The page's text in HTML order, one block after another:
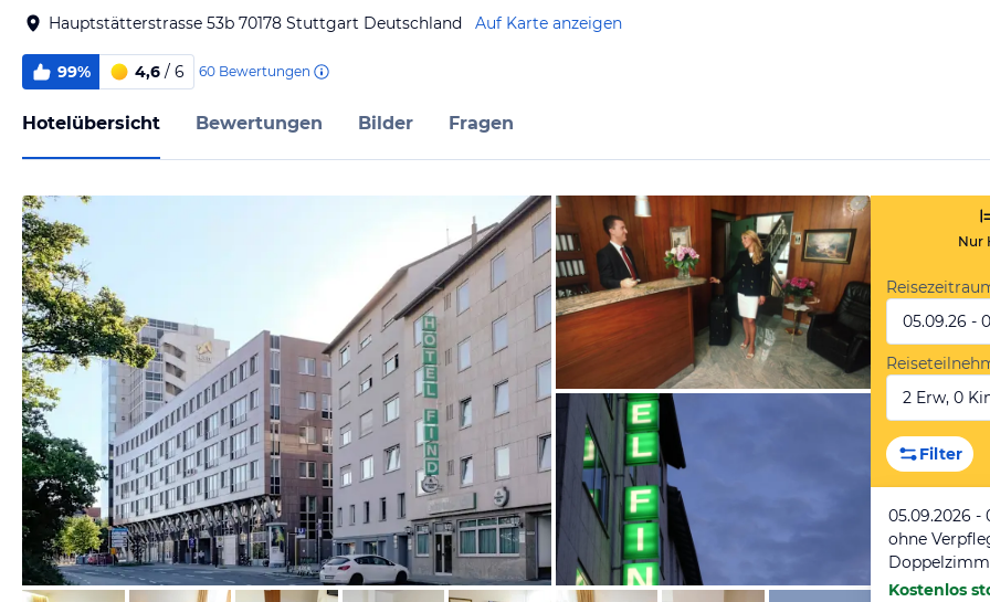
Hauptstätterstrasse 53b 70178 Stuttgart Deutschland Auf Karte anzeigen
99% 4,6 / 6 60 Bewertungen
Hotelübersicht Bewertungen Bilder Fragen
von Booking.com
Nur
05.09.26 -
2 Erw, 0
Filter
05.09.2026 -
ohne
Kostenlos